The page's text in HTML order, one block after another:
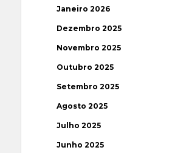
Janeiro 2026
Dezembro 2025
Novembro 2025
Outubro 2025
Setembro 2025
Agosto 2025
Julho 2025
Junho 2025